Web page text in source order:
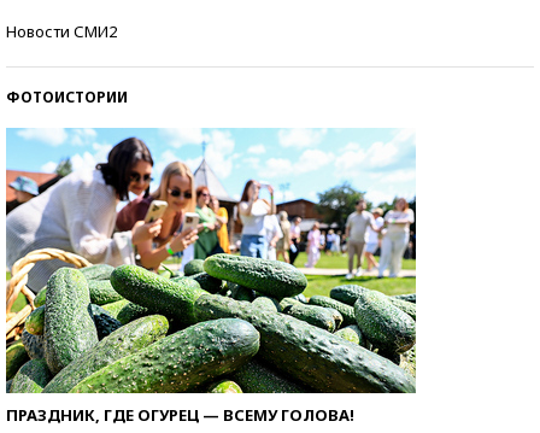
Новости СМИ2
ФОТОИСТОРИИ
ПРАЗДНИК, ГДЕ ОГУРЕЦ — ВСЕМУ ГОЛОВА!